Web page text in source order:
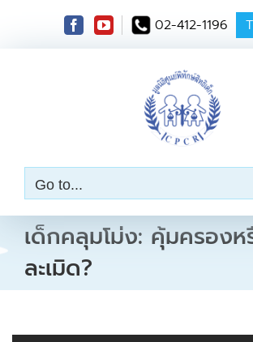
t
02-412-1196
Go to...
เด็กคลุมโม่ง: คุ้มครองห
ละเมิด?